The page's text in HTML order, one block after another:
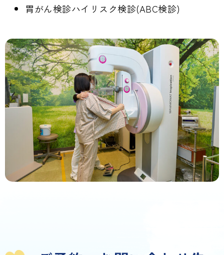
胃がん検診ハイリスク検診(ABC検診)